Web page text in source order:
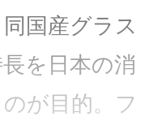
国産グラス
を日本の消
が目的。フ